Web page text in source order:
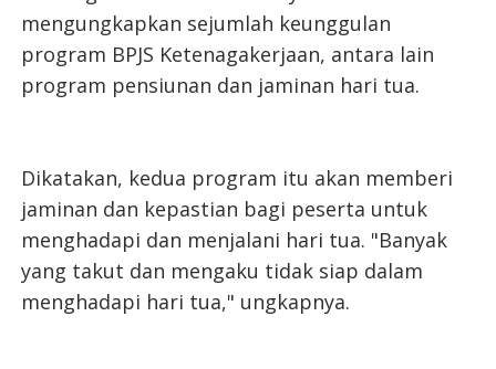
mengungkapkan sejumlah keunggulan
program BPJS Ketenagakerjaan, antara lain
program pensiunan dan jaminan hari tua.
Dikatakan, kedua program itu akan memberi
jaminan dan kepastian bagi peserta untuk
menghadapi dan menjalani hari tua. "Banyak
yang takut dan mengaku tidak siap dalam
menghadapi hari tua," ungkapnya.